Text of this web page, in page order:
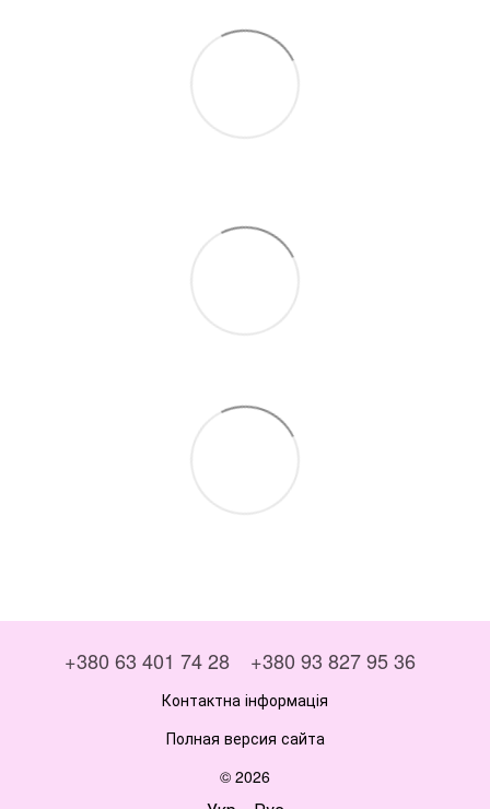
+380 63 401 74 28 +380 93 827 95 36
Контактна інформація
Полная версия сайта
© 2026